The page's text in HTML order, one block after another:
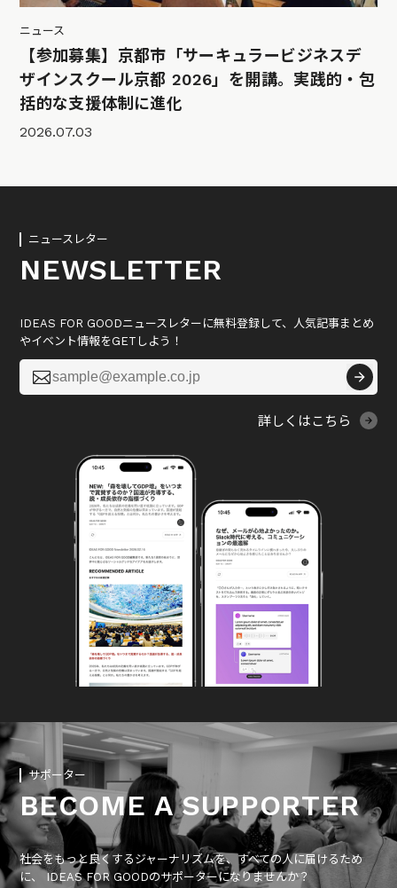
ニュース
【参加募集】京都市「サーキュラービジネスデ
ザインスクール京都 2026」を開講。実践的・包
括的な支援体制に進化
2026.07.03
ニュースレター
NEWSLETTER
IDEAS FOR GOODニュースレターに無料登録して、人気記事まとめ
やイベント情報をGETしよう！

詳しくはこちら
サポーター
BECOME A SUPPORTER
社会をもっと良くするジャーナリズムを、すべての人に届けるため
に、 IDEAS FOR GOODのサポーターになりませんか？